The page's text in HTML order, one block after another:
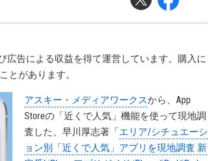
告による収益を得て運営しています。購入に
とがあります。
アスキー・メディアワークスから、App
Storeの「近くで人気」機能を使って現地調
査した、早川厚志著「エリア/シチュエーシ
ョン別「近くで人気」アプリを現地調査 新